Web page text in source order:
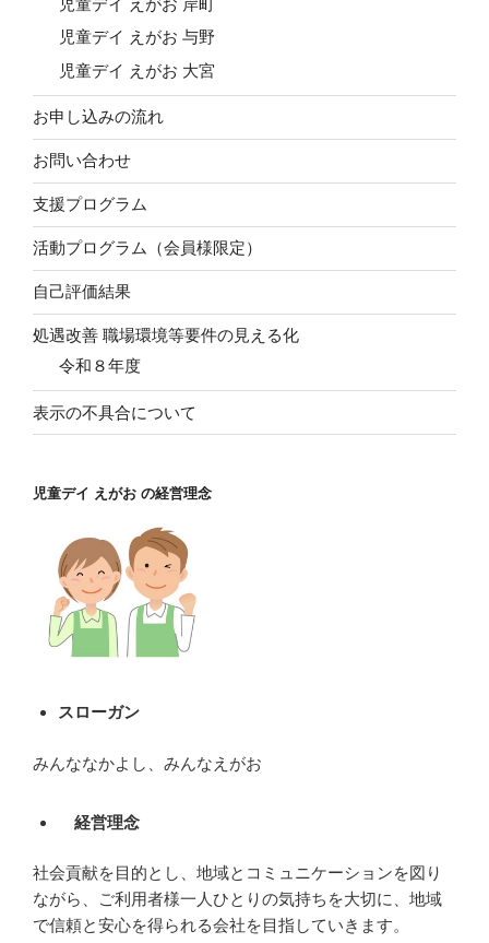
児童デイ えがお 与野
児童デイ えがお 大宮
お申し込みの流れ
お問い合わせ
支援プログラム
活動プログラム（会員様限定）
自己評価結果
処遇改善 職場環境等要件の見える化
令和８年度
表示の不具合について
児童デイ えがお の経営理念
スローガン
みんななかよし、みんなえがお
経営理念
社会貢献を目的とし、地域とコミュニケーションを図り
ながら、ご利用者様一人ひとりの気持ちを大切に、地域
で信頼と安心を得られる会社を目指していきます。